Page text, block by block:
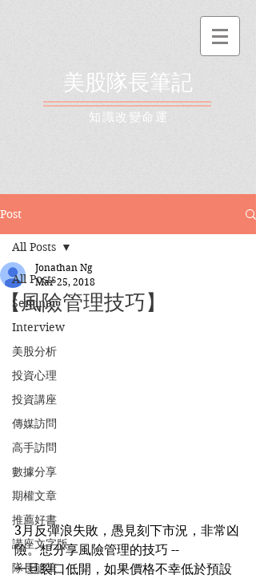
美股隊長筆記
​知識改變命運
Post
All Posts
Seminar
Interview
美股分析
投資心理
投資講座
傳媒訪問
高手訪問
數據分享
期權文章
推薦好書
講座文字版
隊長隨筆
All Posts
【風險管理技巧】
Jonathan Ng
Mar 25, 2018
3月反彈浪失敗，愚見刻下市況，非常凶
險。想分享風險管理的技巧 --
一旦裂口低開，如果價格不幸低於預設